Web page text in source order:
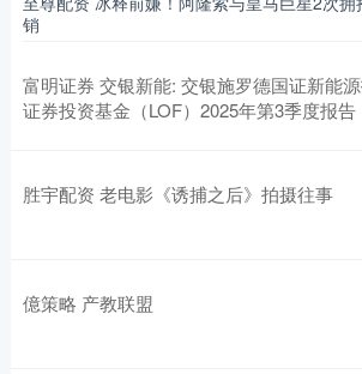
销
富明证券 交银新能: 交银施罗德国证新能
证券投资基金（LOF）2025年第3季度报告
胜宇配资 老电影《诱捕之后》拍摄往事
億策略 产教联盟